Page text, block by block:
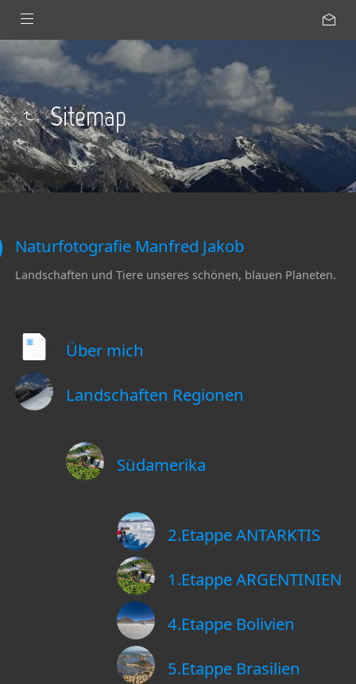
Sitemap
Naturfotografie Manfred Jakob
Landschaften und Tiere unseres schönen, blauen Planeten.
Über mich
Landschaften Regionen
Südamerika
2.Etappe ANTARKTIS
1.Etappe ARGENTINIEN
4.Etappe Bolivien
5.Etappe Brasilien